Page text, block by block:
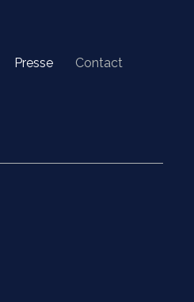
Presse Contact